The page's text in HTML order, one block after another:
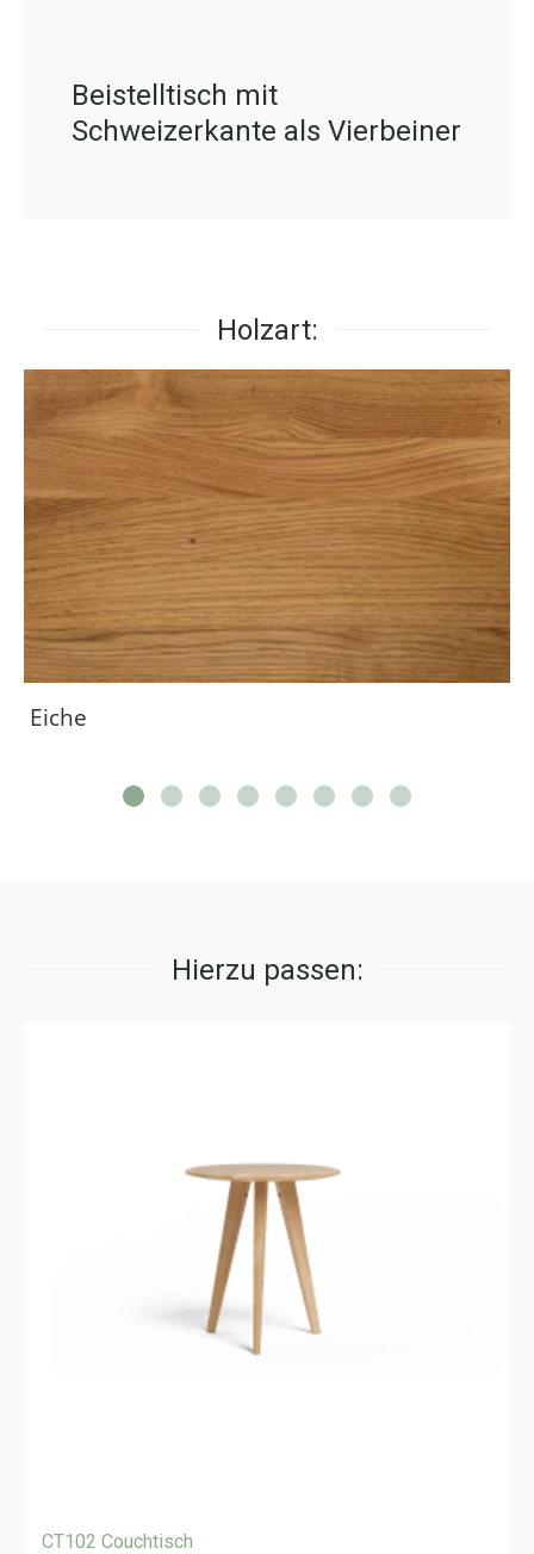
Beistelltisch mit
Schweizerkante als Vierbeiner
Holzart:
Eiche
Hierzu passen:
CT102 Couchtisch